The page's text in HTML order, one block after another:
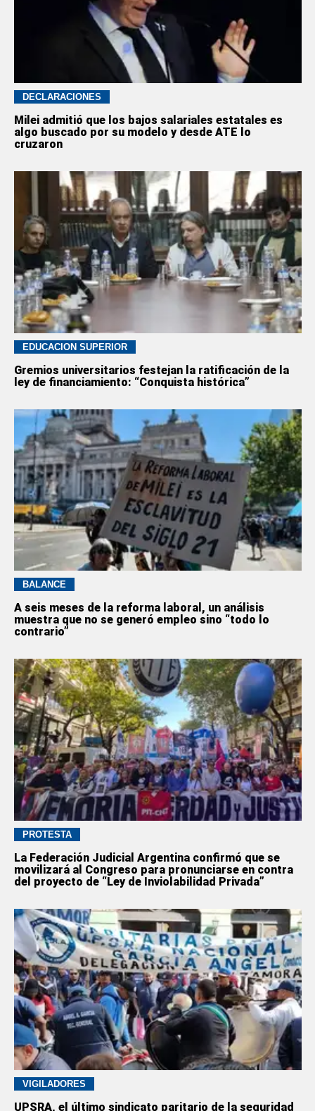
DECLARACIONES
Milei admitió que los bajos salariales estatales es
algo buscado por su modelo y desde ATE lo
cruzaron
EDUCACION SUPERIOR
Gremios universitarios festejan la ratificación de la
ley de financiamiento: “Conquista histórica”
BALANCE
A seis meses de la reforma laboral, un análisis
muestra que no se generó empleo sino “todo lo
contrario”
PROTESTA
La Federación Judicial Argentina confirmó que se
movilizará al Congreso para pronunciarse en contra
del proyecto de “Ley de Inviolabilidad Privada”
VIGILADORES
UPSRA, el último sindicato paritario de la seguridad